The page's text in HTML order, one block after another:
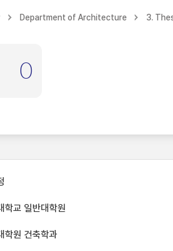
Department of Architecture 3.
0
학교 일반대학원
학원 건축학과